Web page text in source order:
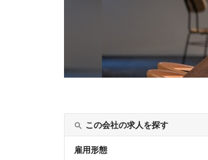
この会社の求人を探す
雇用形態